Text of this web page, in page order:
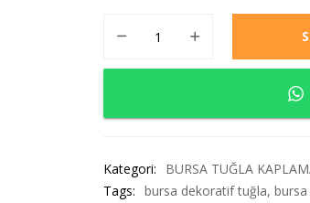
Kategori: BURSA TUĞLA
Tags: bursa dekoratif tuğla,